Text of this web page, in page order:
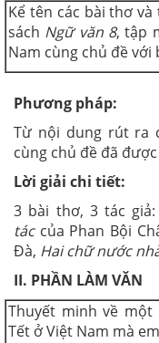
Kể tên các bài thơ
sách Ngữ văn 8, tập
Nam cùng chủ đề với
Phương pháp:
Từ nội dung rút ra
cùng chủ đề đã
Lời giải chi tiết:
3 bài thơ, 3 tác giả:
táccủa Phan Bội
Đà, Hai chữ nước
II. PHẦN LÀM VĂN
Thuyết minh về
Tết ở Việt Nam mà